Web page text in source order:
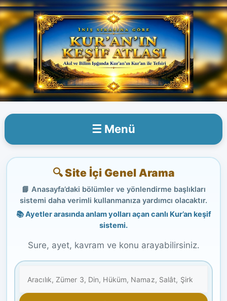
İçeriğe
atla
☰ Menü
🔍 Site İçi Genel Arama
📘 Anasayfa’daki bölümler ve yönlendirme başlıkları
sistemi daha verimli kullanmanıza yardımcı olacaktır.
📚 Ayetler arasında anlam yolları açan canlı Kur’an keşif
sistemi.
Sure, ayet, kavram ve konu arayabilirsiniz.